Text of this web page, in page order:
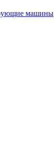
машины